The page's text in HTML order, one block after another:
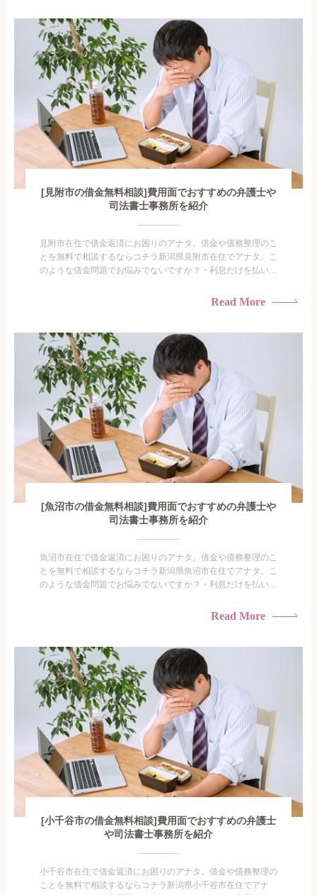
も限界があ...
[見附市の借金無料相談]費用面でおすすめの弁護士や
司法書士事務所を紹介
見附市在住で借金返済にお困りのアナタ。借金や債務整理のこ
とを無料で相談するならコチラ新潟県見附市在住でアナタ。こ
のような借金問題でお悩みでないですか？・利息だけを払い続
られたくない・借金の催促、取り立てで憂鬱になる。・闇金に
がありま...
Read More
[魚沼市の借金無料相談]費用面でおすすめの弁護士や
司法書士事務所を紹介
魚沼市在住で借金返済にお困りのアナタ。借金や債務整理のこ
とを無料で相談するならコチラ新潟県魚沼市在住でアナタ。こ
のような借金問題でお悩みでないですか？・利息だけを払い続
られたくない・借金の催促、取り立てで憂鬱になる。・闇金に
がありま...
Read More
[小千谷市の借金無料相談]費用面でおすすめの弁護士
や司法書士事務所を紹介
小千谷市在住で借金返済にお困りのアナタ。借金や債務整理の
ことを無料で相談するならコチラ新潟県小千谷市在住でアナ